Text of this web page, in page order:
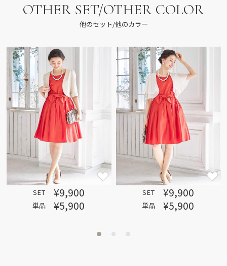
OTHER SET/OTHER COLOR
他のセット/他のカラー
SET ¥9,900
単品 ¥5,900
SET ¥9,900
単品 ¥5,900